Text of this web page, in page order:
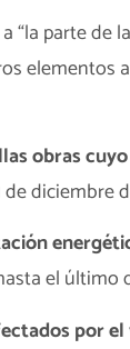
parte de
elementos
obras
diciembre
el último
por el